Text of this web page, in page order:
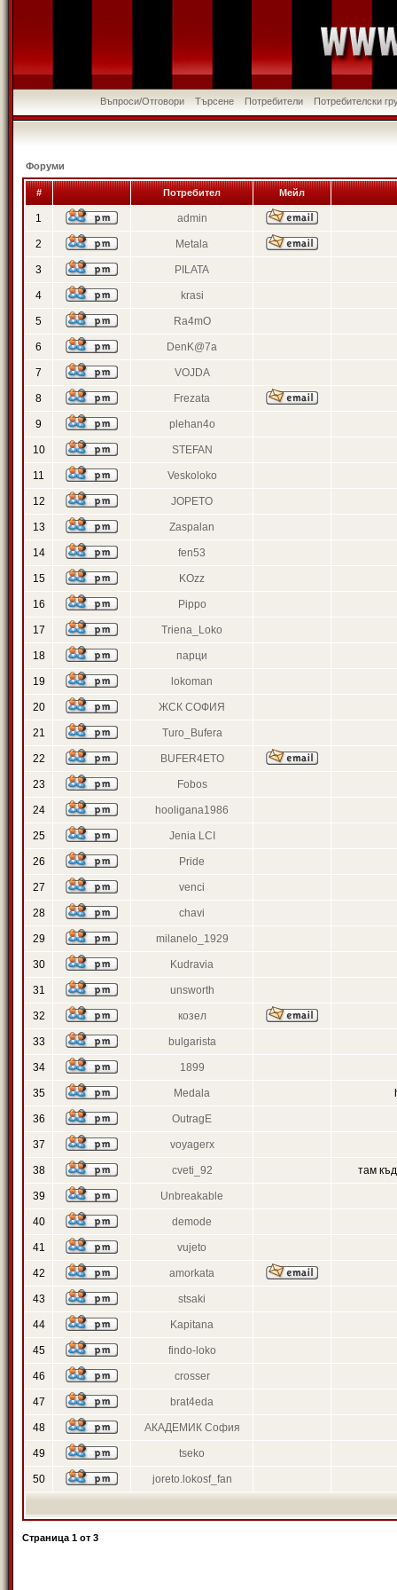
Въпроси/Отговори Търсене Потребители Потребителски
Форуми
# Потребител Мейл
1 admin
2 Metala
3 PILATA
4 krasi
5 Ra4mO
6 DenK@7a
7 VOJDA
8 Frezata
9 plehan4o
10 STEFAN
11 Veskoloko
12 JOPETO
13 Zaspalan
14 fen53
15 KOzz
16 Pippo
17 Triena_Loko
18 парци
19 lokoman
20 ЖСК СОФИЯ
21 Turo_Bufera
22 BUFER4ETO
23 Fobos
24 hooligana1986
25 Jenia LCI
26 Pride
27 venci
28 chavi
29 milanelo_1929
30 Kudravia
31 unsworth
32 козел
33 bulgarista
34 1899
35 Medala
36 OutragE
37 voyagerx
38 cveti_92 там
39 Unbreakable
40 demode
41 vujeto
42 amorkata
43 stsaki
44 Kapitana
45 findo-loko
46 crosser
47 brat4eda
48 АКАДЕМИК София
49 tseko
50 joreto.lokosf_fan
Страница 1 от 3